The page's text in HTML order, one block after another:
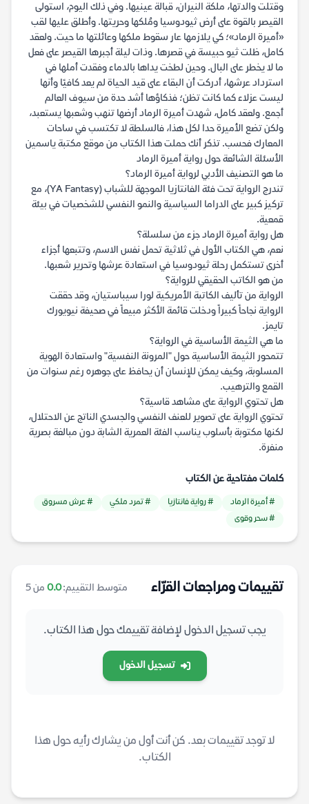
وقتلت والدتها، ملكة النيران، قبالة عينيها. وفي ذلك اليوم، استولى
القيصر بالقوة على أرض ثيودوسيا ومُلكها وحريتها. وأطلق عليها لقب
«أميرة الرماد»؛ كي يلازمها عار سقوط ملكها وعائلتها ما حيت. ولعقد
كامل، ظلت ثيو حبيسة في قصرها. وذات ليلة أجبرها القيصر على فعل
ما لا يخطر على البال. وحين لطخت يداها بالدماء وفقدت أملها في
استرداد عرشها، أدركت أن البقاء على قيد الحياة لم يعد كافيًا وأنها
ليست عزلاء كما كانت تظن؛ فذكاؤها أشد حدة من سيوف العالم
أجمع. ولعقد كامل، شهدت أميرة الرماد أرضها تنهب وشعبها يستعبد،
ولكن تضع الأميرة حدا لكل هذا، فالسلطة لا تكتسب في ساحات
المعارك فحسب. تذكر أنك حملت هذا الكتاب من موقع مكتبة ياسمين
الأسئلة الشائعة حول رواية أميرة الرماد
ما هو التصنيف الأدبي لرواية أميرة الرماد؟
تندرج الرواية تحت فئة الفانتازيا الموجهة للشباب (YA Fantasy)، مع
تركيز كبير على الدراما السياسية والنمو النفسي للشخصيات في بيئة
قمعية.
هل رواية أميرة الرماد جزء من سلسلة؟
نعم، هي الكتاب الأول في ثلاثية تحمل نفس الاسم، وتتبعها أجزاء
أخرى تستكمل رحلة ثيودوسيا في استعادة عرشها وتحرير شعبها.
من هو الكاتب الحقيقي للرواية؟
الرواية من تأليف الكاتبة الأمريكية لورا سيباستيان، وقد حققت
الرواية نجاحاً كبيراً ودخلت قائمة الأكثر مبيعاً في صحيفة نيويورك
تايمز.
ما هي الثيمة الأساسية في الرواية؟
تتمحور الثيمة الأساسية حول "المرونة النفسية" واستعادة الهوية
المسلوبة، وكيف يمكن للإنسان أن يحافظ على جوهره رغم سنوات من
القمع والترهيب.
هل تحتوي الرواية على مشاهد قاسية؟
تحتوي الرواية على تصوير للعنف النفسي والجسدي الناتج عن الاحتلال،
لكنها مكتوبة بأسلوب يناسب الفئة العمرية الشابة دون مبالغة بصرية
منفرة.
كلمات مفتاحية عن الكتاب
# أميرة الرماد # رواية فانتازيا # تمرد ملكي
# عرش مسروق
# سحر وقوى
تقييمات ومراجعات القرّاء متوسط التقييم:0.0 من 5
يجب تسجيل الدخول لإضافة تقييمك حول هذا الكتاب.
تسجيل الدخول
لا توجد تقييمات بعد. كن أنت أول من يشارك رأيه حول هذا
الكتاب.